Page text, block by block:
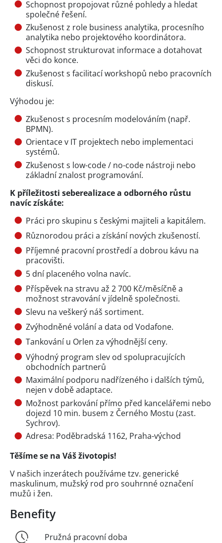
Schopnost propojovat různé pohledy a hledat
společné řešení.
Zkušenost z role business analytika, procesního
analytika nebo projektového koordinátora.
Schopnost strukturovat informace a dotahovat
věci do konce.
Zkušenost s facilitací workshopů nebo pracovních
diskusí.
Výhodou je:
Zkušenost s procesním modelováním (např.
BPMN).
Orientace v IT projektech nebo implementaci
systémů.
Zkušenost s low-code / no-code nástroji nebo
základní znalost programování.
K příležitosti seberealizace a odborného růstu
navíc získáte:
Práci pro skupinu s českými majiteli a kapitálem.
Různorodou práci a získání nových zkušeností.
Příjemné pracovní prostředí a dobrou kávu na
pracovišti.
5 dní placeného volna navíc.
Příspěvek na stravu až 2 700 Kč/měsíčně a
možnost stravování v jídelně společnosti.
Slevu na veškerý náš sortiment.
Zvýhodněné volání a data od Vodafone.
Tankování u Orlen za výhodnější ceny.
Výhodný program slev od spolupracujících
obchodních partnerů
Maximální podporu nadřízeného i dalších týmů,
nejen v době adaptace.
Možnost parkování přímo před kancelářemi nebo
dojezd 10 min. busem z Černého Mostu (zast.
Sychrov).
Adresa: Poděbradská 1162, Praha-východ
Těšíme se na Váš životopis!
V našich inzerátech používáme tzv. generické
maskulinum, mužský rod pro souhrnné označení
mužů i žen.
Benefity
Pružná pracovní doba